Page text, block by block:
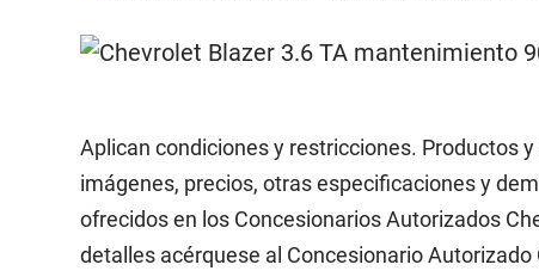
Aplican condiciones y restricciones. Productos
imágenes, precios, otras especificaciones y
ofrecidos en los Concesionarios Autorizados
detalles acérquese al Concesionario